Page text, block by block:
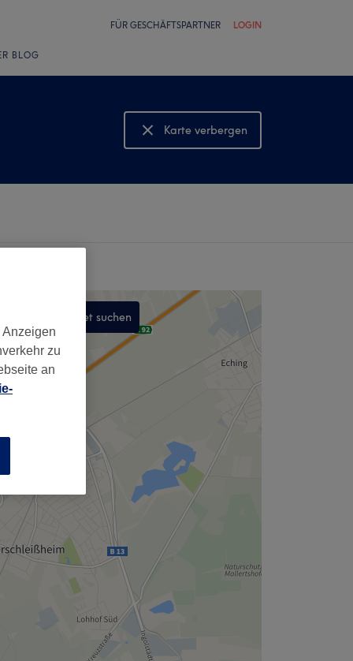
FÜR GESCHÄFTSPARTNER LOGIN
BLOG
Karte verbergen
Karte anzeigen
In diesem Gebiet suchen
,
zu
an